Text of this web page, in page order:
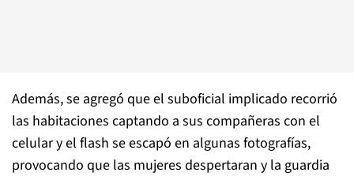
Además, se agregó que el suboficial implicado recorrió
las habitaciones captando a sus compañeras con el
celular y el flash se escapó en algunas fotografías,
provocando que las mujeres despertaran y la guardia